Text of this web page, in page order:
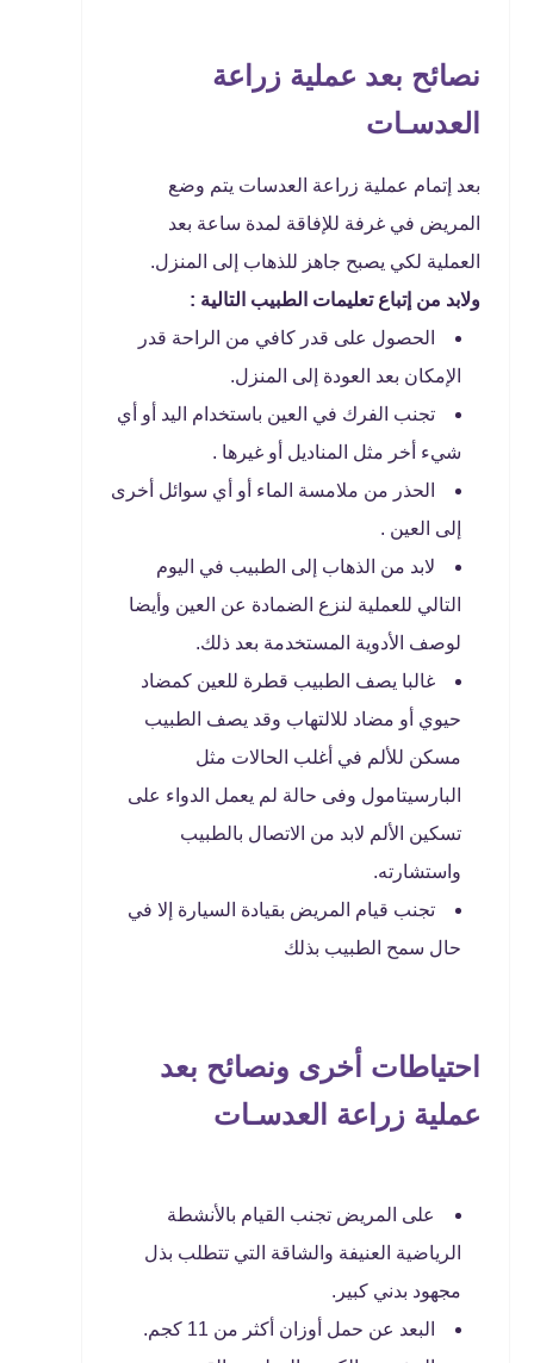
نصائح بعد عملية زراعة
العدسـات
بعد إتمام عملية زراعة العدسات يتم وضع
المريض في غرفة للإفاقة لمدة ساعة بعد
العملية لكي يصبح جاهز للذهاب إلى المنزل.
ولابد من إتباع تعليمات الطبيب التالية :
الحصول على قدر كافي من الراحة قدر
الإمكان بعد العودة إلى المنزل.
تجنب الفرك في العين باستخدام اليد أو أي
شيء أخر مثل المناديل أو غيرها .
الحذر من ملامسة الماء أو أي سوائل أخرى
إلى العين .
لابد من الذهاب إلى الطبيب في اليوم
التالي للعملية لنزع الضمادة عن العين وأيضا
لوصف الأدوية المستخدمة بعد ذلك.
غالبا يصف الطبيب قطرة للعين كمضاد
حيوي أو مضاد للالتهاب وقد يصف الطبيب
مسكن للألم في أغلب الحالات مثل
البارسيتامول وفى حالة لم يعمل الدواء على
تسكين الألم لابد من الاتصال بالطبيب
واستشارته.
تجنب قيام المريض بقيادة السيارة إلا في
حال سمح الطبيب بذلك
احتياطات أخرى ونصائح بعد
عملية زراعة العدسـات
على المريض تجنب القيام بالأنشطة
الرياضية العنيفة والشاقة التي تتطلب بذل
مجهود بدني كبير.
البعد عن حمل أوزان أكثر من 11 كجم.